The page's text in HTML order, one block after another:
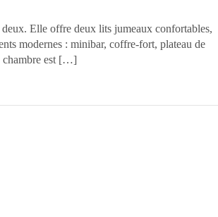
deux. Elle offre deux lits jumeaux confortables,
modernes : minibar, coffre-fort, plateau de
chambre est […]